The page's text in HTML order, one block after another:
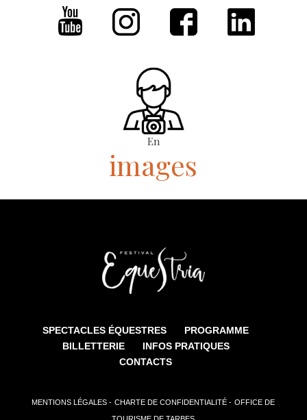
En
images
SPECTACLES ÉQUESTRES
PROGRAMME
BILLETTERIE
INFOS PRATIQUES
CONTACTS
MENTIONS LÉGALES - CHARTE DE CONFIDENTIALITÉ - OFFICE DE